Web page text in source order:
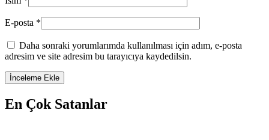
E-posta *
Daha sonraki yorumlarımda kullanılması için adım, e-posta
adresim ve site adresim bu tarayıcıya kaydedilsin.
En Çok Satanlar